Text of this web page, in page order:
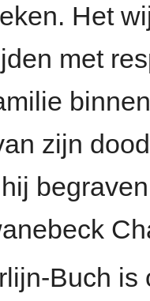
Het
met
zijn
Buch is